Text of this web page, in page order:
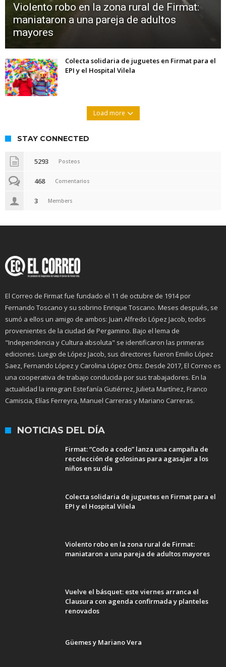
Violento robo en la zona rural de Firmat:
maniataron a una pareja de adultos
mayores
Colecta solidaria de juguetes en Firmat para el
EPI y el Hospital Vilela
Load more
STAY CONNECTED
5293 Posteos
468 Comentarios
3 Members
El Correo de Firmat fue fundado el 11 de octubre de 1914 por
Fernando Toscano y su sobrino Enrique Toscano. Meses después, se
sumó a ellos un amigo de ambos: Juan Alfredo López Jacob, todos
provenientes de la ciudad de Pergamino. Bajo el lema de
"Independencia y Cultura absoluta" se identificaron las primeras
ediciones. Luego de López Jacob, sus directores fueron Emilio López
Saez, Fernando López y Carolina López Ortiz. Desde 2017, El Correo es
una cooperativa de trabajo conducida por sus trabajadores. En la
actualidad la integran Estefanía Gutiérrez, Julieta Martínez, Franco
Camiscia, Elías Ferreyra, Manuel Carreras y Mariano Carreras.
NOTICIAS DEL DÍA
Firmat: “Codo a codo” lanza una campaña de
recolección de golosinas para agasajar a los
niños en su día
Colecta solidaria de juguetes en Firmat para el
EPI y el Hospital Vilela
Violento robo en la zona rural de Firmat:
maniataron a una pareja de adultos mayores
Vuelve el básquet: este viernes arranca el
Clausura con agenda confirmada y planteles
renovados
Güemes y Mariano Vera